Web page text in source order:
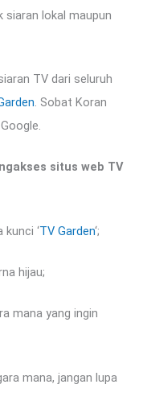
siaran lokal maupun
TV dari seluruh
. Sobat Koran
situs web TV
‘TV Garden‘;
hijau;
mana yang ingin
mana, jangan lupa